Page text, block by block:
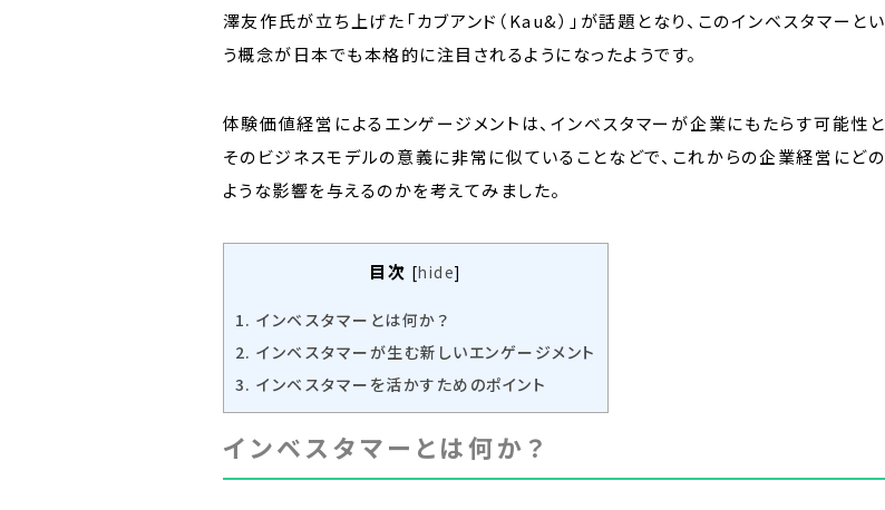
澤友作氏が立ち上げた「カブアンド（Kau&）」が話題となり、このインベスタマーとい
う概念が日本でも本格的に注目されるようになったようです。
体験価値経営によるエンゲージメントは、インベスタマーが企業にもたらす可能性と
そのビジネスモデルの意義に非常に似ていることなどで、これからの企業経営にどの
ような影響を与えるのかを考えてみました。
目次 [hide]
1. インベスタマーとは何か？
2. インベスタマーが生む新しいエンゲージメント
3. インベスタマーを活かすためのポイント
インベスタマーとは何か？